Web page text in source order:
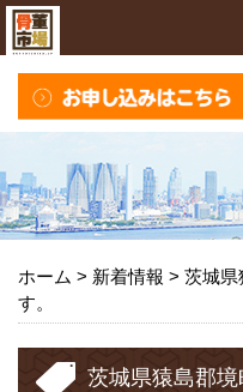
ホーム > 新着情報 > 茨城県
す。
茨城県猿島郡境